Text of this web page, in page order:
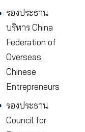
China
Chamber
Commerce
สมาชิกสภา
ประชุมที่
ปรึกษาทาง